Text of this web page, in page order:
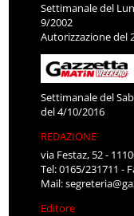
Settimanale del
9/2002
Autorizzazione del
Settimanale del
del 4/10/2016
REDAZIONE
via Festaz, 52 -
Tel: 0165/231711 -
Mail:
Editore